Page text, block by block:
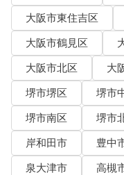
大阪市東住吉区
大阪市鶴見区
大阪市北区
大
堺市堺区
堺市
堺市南区
堺市
岸和田市
豊中
泉大津市
高槻